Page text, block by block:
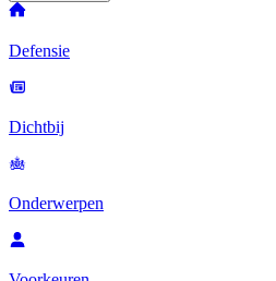
Defensie
Dichtbij
Onderwerpen